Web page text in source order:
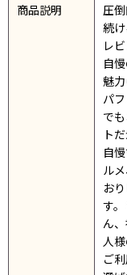
商品説明
圧
続
レ
自
魅
パ
で
ト
自
ル
お
す
ん
人
ご